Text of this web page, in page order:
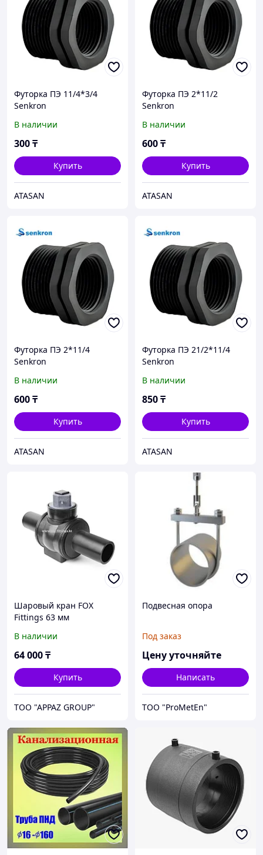
Футорка ПЭ 11/4*3/4
Senkron
В наличии
300₸
Купить
ATASAN
Футорка ПЭ 2*11/2
Senkron
В наличии
600₸
Купить
ATASAN
Футорка ПЭ 2*11/4
Senkron
В наличии
600₸
Купить
ATASAN
Футорка ПЭ 21/2*11/4
Senkron
В наличии
850₸
Купить
ATASAN
Шаровый кран FOX
Fittings 63 мм
В наличии
64 000₸
Купить
TOO "APPAZ GROUP"
Подвесная опора
Под заказ
Цену уточняйте
Написать
ТОО "ProMetEn"